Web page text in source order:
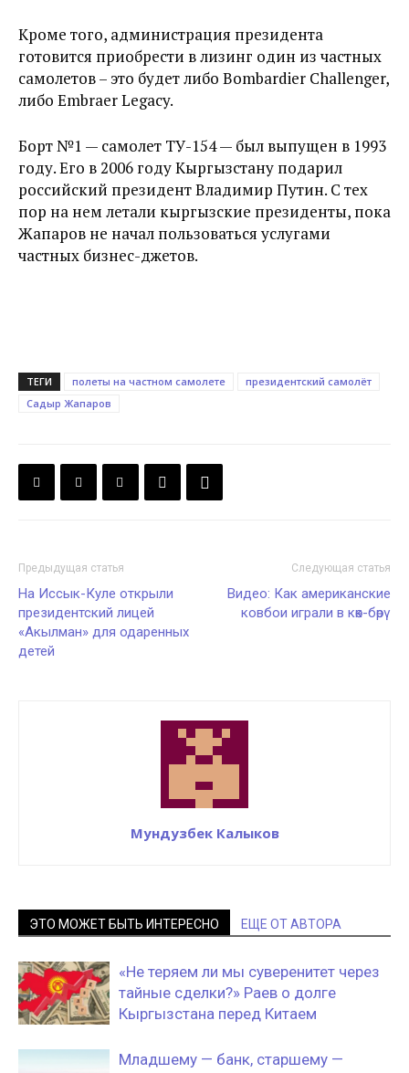
Кроме того, администрация президента
готовится приобрести в лизинг один из частных
самолетов – это будет либо Bombardier Challenger,
либо Embraer Legacy.
Борт №1 — самолет ТУ-154 — был выпущен в 1993
году. Его в 2006 году Кыргызстану подарил
российский президент Владимир Путин. С тех
пор на нем летали кыргызские президенты, пока
Жапаров не начал пользоваться услугами
частных бизнес-джетов.
ТЕГИ полеты на частном самолете
президентский самолёт
Садыр Жапаров
Предыдущая статья
На Иссык-Куле открыли
президентский лицей
«Акылман» для одаренных
детей
Следующая статья
Видео: Как американские
ковбои играли в көк-бөрү
Мундузбек Калыков
ЭТО МОЖЕТ БЫТЬ ИНТЕРЕСНО ЕЩЕ ОТ АВТОРА
«Не теряем ли мы суверенитет через
тайные сделки?» Раев о долге
Кыргызстана перед Китаем
Младшему — банк, старшему —